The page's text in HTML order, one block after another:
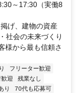
～17:30（実働8
げ、建物の資産
社会の未来づくり
様から最も信頼さ
フリーター歓迎
迎
残業なし
り
70代も応募可